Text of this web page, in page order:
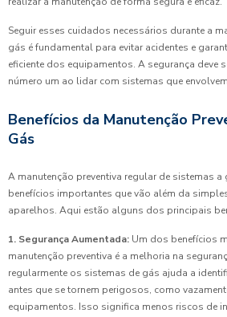
Seguir esses cuidados necessários durante a
gás é fundamental para evitar acidentes e
eficiente dos equipamentos. A segurança deve
número um ao lidar com sistemas que
Benefícios da Manutenção
Gás
A manutenção preventiva regular de sistemas a
benefícios importantes que vão além da
aparelhos. Aqui estão alguns dos principais
1. Segurança Aumentada: Um dos benefícios
manutenção preventiva é a melhoria na
regularmente os sistemas de gás ajuda a
antes que se tornem perigosos, como
equipamentos. Isso significa menos riscos de